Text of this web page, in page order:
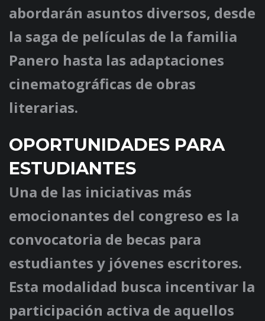
abordarán asuntos diversos, desde
la saga de películas de la familia
Panero hasta las adaptaciones
cinematográficas de obras
literarias.
OPORTUNIDADES PARA
ESTUDIANTES
Una de las iniciativas más
emocionantes del congreso es la
convocatoria de becas para
estudiantes y jóvenes escritores.
Esta modalidad busca incentivar la
participación activa de aquellos